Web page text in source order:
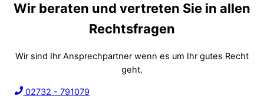
Wir beraten und vertreten Sie in allen
Rechtsfragen
Wir sind Ihr Ansprechpartner wenn es um Ihr gutes Recht
geht.
02732 - 791079